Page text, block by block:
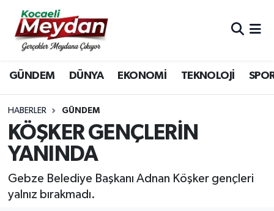
GÜNDEM DÜNYA EKONOMİ TEKNOLOJİ
HABERLER GÜNDEM
KÖŞKER GENÇLERİN
YANINDA
Gebze Belediye Başkanı Adnan Köşker gençleri
yalnız bırakmadı.
Nöbetçi Eczaneler
Hava Durumu
Trafik Durumu
Süper Lig Puan Durumu ve Fikstür